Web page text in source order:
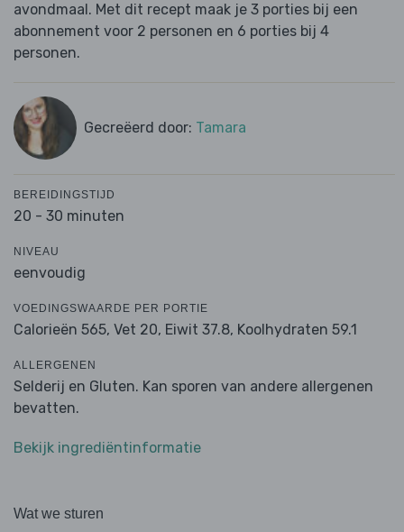
avondmaal. Met dit recept maak je 3 porties bij een
abonnement voor 2 personen en 6 porties bij 4
personen.
Gecreëerd door: Tamara
BEREIDINGSTIJD
20 - 30 minuten
NIVEAU
eenvoudig
VOEDINGSWAARDE PER PORTIE
Calorieën 565, Vet 20, Eiwit 37.8, Koolhydraten 59.1
ALLERGENEN
Selderij en Gluten. Kan sporen van andere allergenen
bevatten.
Bekijk ingrediëntinformatie
Wat we sturen